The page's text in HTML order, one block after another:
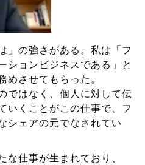
」の強さがある。私は「フ
ションビジネスである」と
めさせてもらった。
ではなく、個人に対して伝
いくことがこの仕事で、フ
シェアの元でなされてい
仕事が生まれており、